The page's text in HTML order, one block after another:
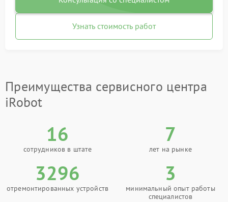
Узнать стоимость работ
Преимущества сервисного центра
iRobot
16
сотрудников в штате
7
лет на рынке
3296
отремонтированных устройств
3
минимальный опыт работы
специалистов